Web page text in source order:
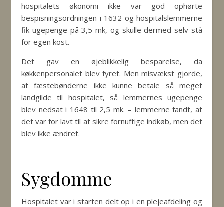
hospitalets økonomi ikke var god ophørte
bespisningsordningen i 1632 og hospitalslemmerne
fik ugepenge på 3,5 mk, og skulle dermed selv stå
for egen kost.
Det gav en øjeblikkelig besparelse, da
køkkenpersonalet blev fyret. Men misvækst gjorde,
at fæstebønderne ikke kunne betale så meget
landgilde til hospitalet, så lemmernes ugepenge
blev nedsat i 1648 til 2,5 mk. – lemmerne fandt, at
det var for lavt til at sikre fornuftige indkøb, men det
blev ikke ændret.
Sygdomme
Hospitalet var i starten delt op i en plejeafdeling og